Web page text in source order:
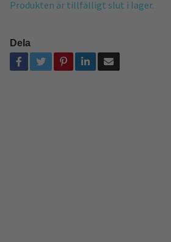
Produkten är tillfälligt slut i lager.
Dela